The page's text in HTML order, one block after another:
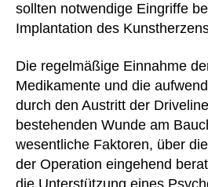
sollten notwendige Eingriffe
Implantation des
Die regelmäßige Einnahme
Medikamente und die
durch den Austritt der
bestehenden Wunde am
wesentliche Faktoren, über
der Operation eingehend
die Unterstützung eines